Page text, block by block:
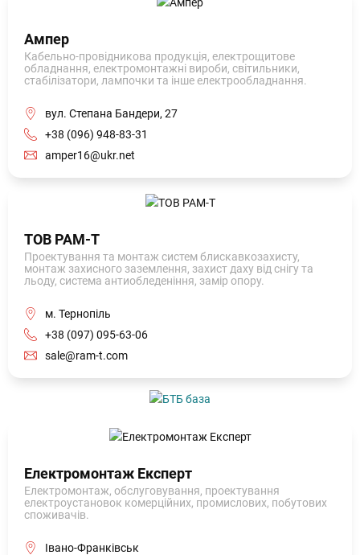
Ампер
Кабельно-провідникова продукція, електрощитове
обладнання, електромонтажні вироби, світильники,
стабілізатори, лампочки та інше електрообладнання.
вул. Степана Бандери, 27
+38 (096) 948-83-31
amper16@ukr.net
ТОВ РАМ-Т
Проектування та монтаж систем блискавкозахисту,
монтаж захисного заземлення, захист даху від снігу та
льоду, система антиобледеніння, замір опору.
м. Тернопіль
+38 (097) 095-63-06
sale@ram-t.com
Електромонтаж Експерт
Електромонтаж, обслуговування, проектування
електроустановок комерційних, промислових, побутових
споживачів.
Івано-Франківськ